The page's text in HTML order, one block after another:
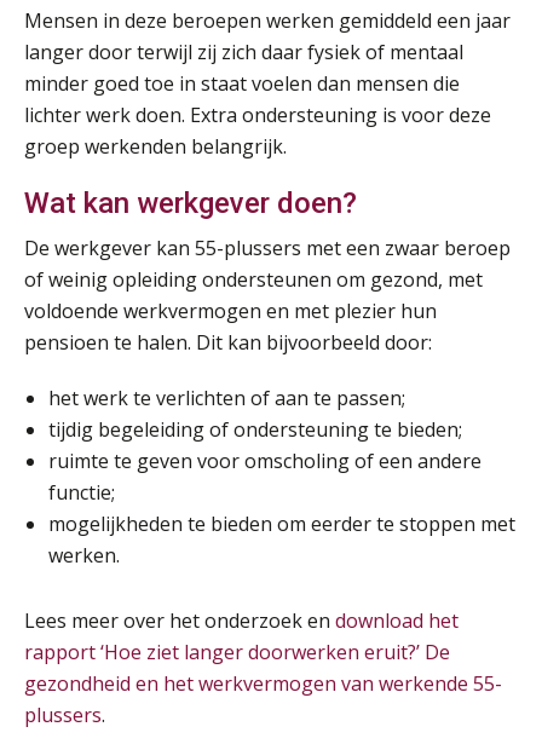
Mensen in deze beroepen werken gemiddeld een jaar
langer door terwijl zij zich daar fysiek of mentaal
minder goed toe in staat voelen dan mensen die
lichter werk doen. Extra ondersteuning is voor deze
groep werkenden belangrijk.
Wat kan werkgever doen?
De werkgever kan 55-plussers met een zwaar beroep
of weinig opleiding ondersteunen om gezond, met
voldoende werkvermogen en met plezier hun
pensioen te halen. Dit kan bijvoorbeeld door:
het werk te verlichten of aan te passen;
tijdig begeleiding of ondersteuning te bieden;
ruimte te geven voor omscholing of een andere
functie;
mogelijkheden te bieden om eerder te stoppen met
werken.
Lees meer over het onderzoek en download het
rapport ‘Hoe ziet langer doorwerken eruit?’ De
gezondheid en het werkvermogen van werkende 55-
plussers.
08
SEP
Tweedaagse online Excel training voor de salarisadministrateur (verdieping, specialisatie en AI)
MOCuitgevers
09
SEP
MOCuitgevers
16
SEP
MOCuitgevers
17
SEP
Training Grenzen aangeven met zelfvertrouwen en respect
MOCuitgevers
17
SEP
Online cursus Auto, fiets en OV in de salarisadministratie
MOCuitgevers
17
SEP
Praktijkdiploma loonadministratie (PDL)
17
SEP
Cursus Samen sterk: efficiënte samenwerking tussen HR en salarisadministratie
MOCuitgevers
21